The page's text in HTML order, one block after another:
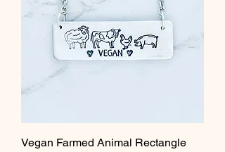
Vegan Farmed Animal Rectangle